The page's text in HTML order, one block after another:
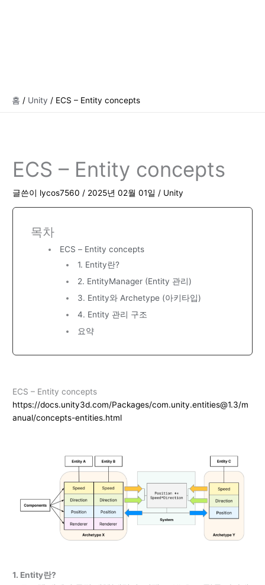
홈 Unity ECS – Entity concepts
ECS – Entity concepts
글쓴이 lycos7560/ 2025년 02월 01일/ Unity
목차
ECS – Entity concepts
1. Entity란?
2. EntityManager (Entity 관리)
3. Entity와 Archetype (아키타입)
4. Entity 관리 구조
요약
ECS – Entity concepts
https://docs.unity3d.com/Packages/com.unity.entities@1.3/m
anual/concepts-entities.html
1. Entity란?